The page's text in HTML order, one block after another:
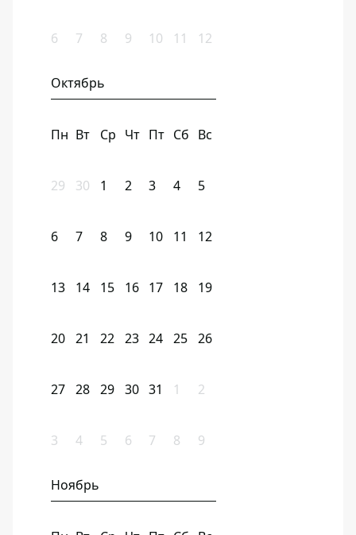
6 7 8 9 10 11 12
Октябрь
Пн Вт Ср Чт Пт Сб Вс
29 30 1 2 3 4 5
6 7 8 9 10 11 12
13 14 15 16 17 18 19
20 21 22 23 24 25 26
27 28 29 30 31 1 2
3 4 5 6 7 8 9
Ноябрь